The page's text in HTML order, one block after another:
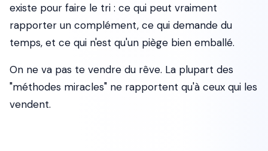
existe pour faire le tri : ce qui peut vraiment
rapporter un complément, ce qui demande du
temps, et ce qui n'est qu'un piège bien emballé.
On ne va pas te vendre du rêve. La plupart des
"méthodes miracles" ne rapportent qu'à ceux qui les
vendent.